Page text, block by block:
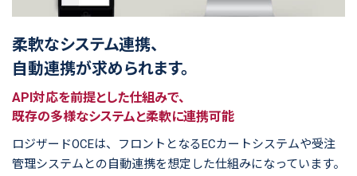
柔軟なシステム連携、
自動連携が求められます。
API対応を前提とした仕組みで、
既存の多様なシステムと柔軟に連携可能
ロジザードOCEは、フロントとなるECカートシステムや受注
管理システムとの自動連携を想定した仕組みになっています。